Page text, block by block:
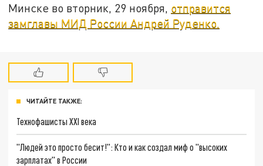
Минске во вторник, 29 ноября, отправится
замглавы МИД России Андрей Руденко.
ЧИТАЙТЕ ТАКЖЕ:
Технофашисты XXI века
"Людей это просто бесит!": Кто и как создал миф о "высоких
зарплатах" в России